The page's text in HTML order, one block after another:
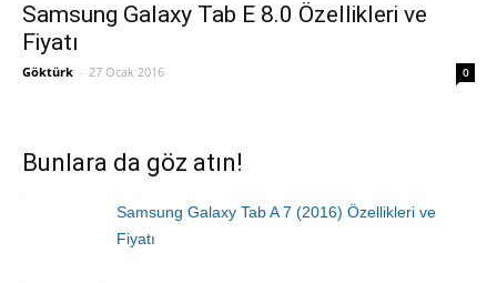
Samsung Galaxy Tab E 8.0 Özellikleri ve
Fiyatı
Göktürk - 27 Ocak 2016 0
Bunlara da göz atın!
Samsung Galaxy Tab A 7 (2016) Özellikleri ve
Fiyatı